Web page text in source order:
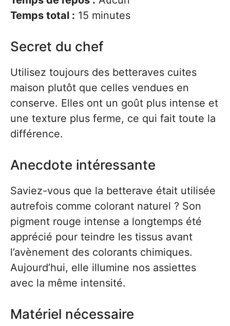
Temps total : 15 minutes
Secret du chef
Utilisez toujours des betteraves cuites
maison plutôt que celles vendues en
conserve. Elles ont un goût plus intense et
une texture plus ferme, ce qui fait toute la
différence.
Anecdote intéressante
Saviez-vous que la betterave était utilisée
autrefois comme colorant naturel ? Son
pigment rouge intense a longtemps été
apprécié pour teindre les tissus avant
l’avènement des colorants chimiques.
Aujourd’hui, elle illumine nos assiettes
avec la même intensité.
Matériel nécessaire